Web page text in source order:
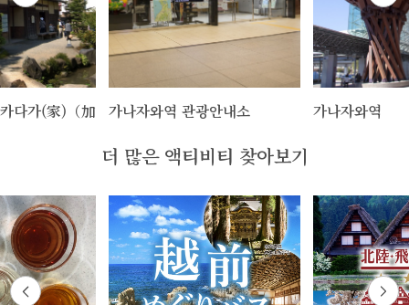
다가(家)（加
가나자와역 관광안내소 가나자와역
더 많은 액티비티 찾아보기